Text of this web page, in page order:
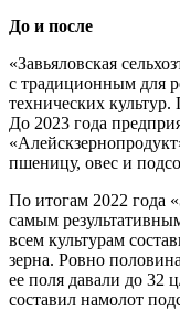
До и после
«Завьяловская
с традиционным для
технических
До 2023 года
пшеницу, овес и
По итогам 2022 года
самым
всем культурам
зерна. Ровно
ее поля давали до 32
составил намолот